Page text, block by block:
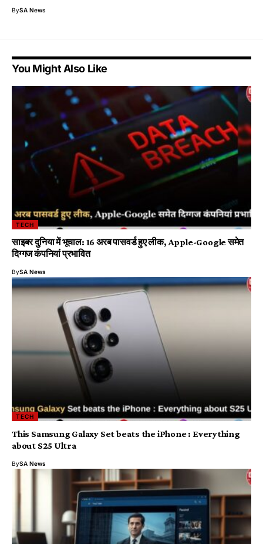
BySA News
You Might Also Like
TECH
साइबर दुनिया में भूचाल: 16 अरब पासवर्ड हुए लीक, Apple-Google समेत
दिग्गज कंपनियां प्रभावित
BySA News
TECH
This Samsung Galaxy Set beats the iPhone : Everything
about S25 Ultra
BySA News